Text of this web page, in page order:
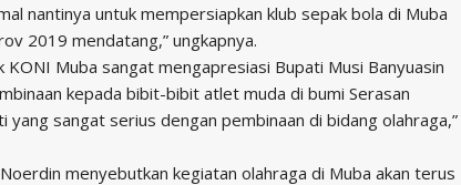
nantinya untuk mempersiapkan klub sepak bola di Muba
2019 mendatang,” ungkapnya.
Muba sangat mengapresiasi Bupati Musi Banyuasin
kepada bibit-bibit atlet muda di bumi Serasan
yang sangat serius dengan pembinaan di bidang olahraga,”
menyebutkan kegiatan olahraga di Muba akan terus